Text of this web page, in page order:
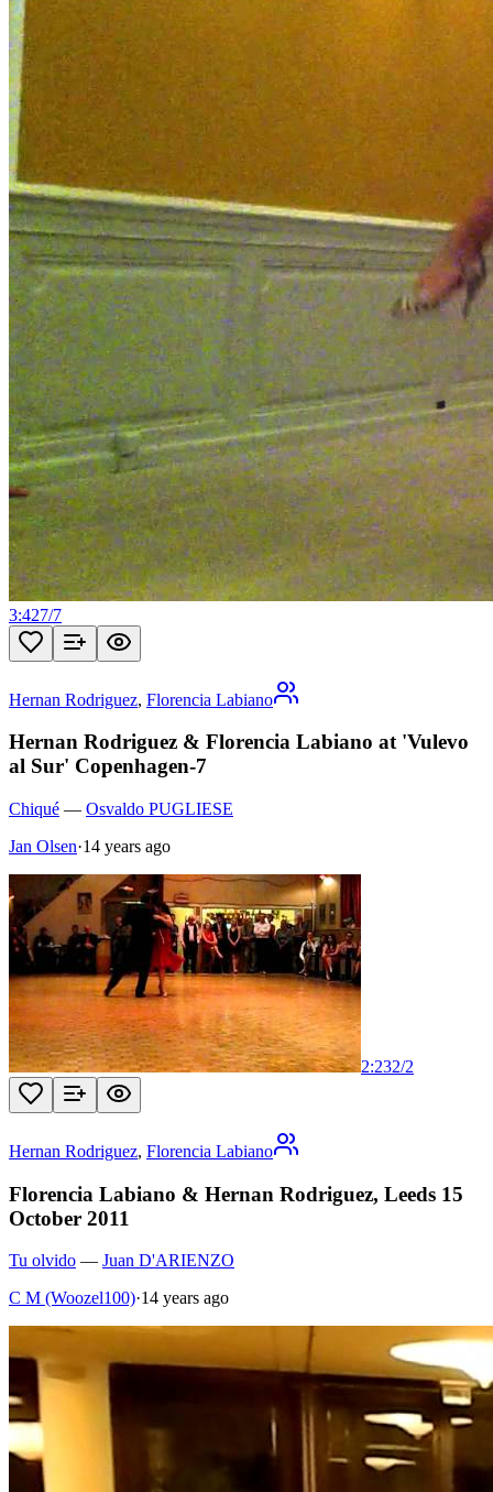
3:427/7
Hernan Rodriguez, Florencia Labiano
Hernan Rodriguez & Florencia Labiano at 'Vulevo
al Sur' Copenhagen-7
Chiqué — Osvaldo PUGLIESE
Jan Olsen·14 years ago
2:232/2
Hernan Rodriguez, Florencia Labiano
Florencia Labiano & Hernan Rodriguez, Leeds 15
October 2011
Tu olvido — Juan D'ARIENZO
C M (Woozel100)·14 years ago